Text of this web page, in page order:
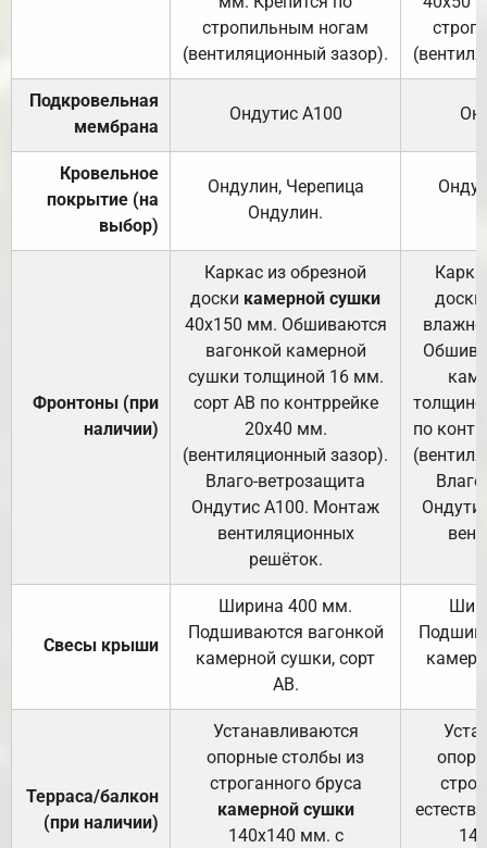
стропильным ногам
(вентиляционный зазор).
Подкровельная
мембрана
Ондутис А100
Кровельное
покрытие (на
выбор)
Ондулин, Черепица
Ондулин.
Фронтоны (при
наличии)
Каркас из обрезной
доски камерной сушки
40х150 мм. Обшиваются
вагонкой камерной
сушки толщиной 16 мм.
сорт АВ по контррейке
20х40 мм.
(вентиляционный зазор).
Влаго-ветрозащита
Ондутис А100. Монтаж
вентиляционных
решёток.
доски
по
Свесы крыши
Ширина 400 мм.
Подшиваются вагонкой
камерной сушки, сорт
АВ.
Терраса/балкон
(при наличии)
Устанавливаются
опорные столбы из
строганного бруса
камерной сушки
140х140 мм. с